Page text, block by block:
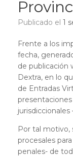
Publicado el 1
Frente a los
fecha,
de publicación
Dextra, en lo
de Entradas
jurisdiccionales
Por tal motivo,
procesales
penales- de